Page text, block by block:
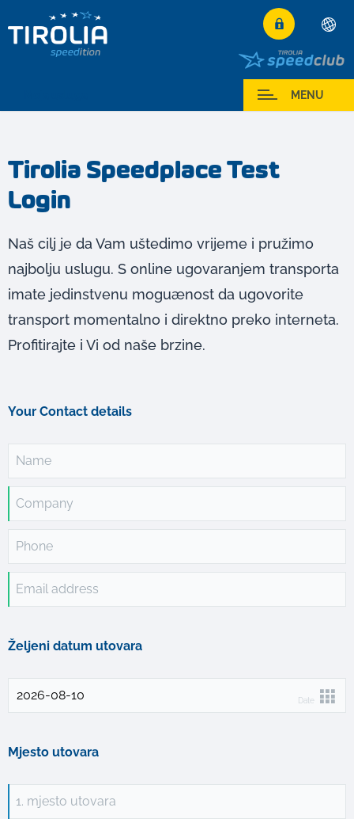
Deutsch
English
Français
Español
Magyar
Hrvatski
Română
MENU
Tirolia Speedplace Test
Login
Naš cilj je da Vam uštedimo vrijeme i pružimo
najbolju uslugu. S online ugovaranjem transporta
imate jedinstvenu moguænost da ugovorite
transport momentalno i direktno preko interneta.
Profitirajte i Vi od naše brzine.
Your Contact details
Name
Company
Phone
Email address
Željeni datum utovara
Date
Mjesto utovara
1. mjesto utovara